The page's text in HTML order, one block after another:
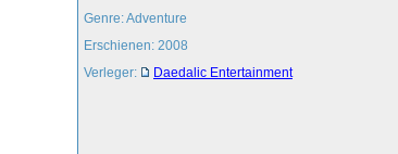
Genre: Adventure
Erschienen: 2008
Verleger:
Daedalic Entertainment